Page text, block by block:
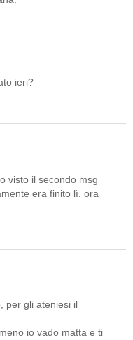
ieri?
visto il secondo msg
era finito lì. ora
per gli ateniesi il
io vado matta e ti